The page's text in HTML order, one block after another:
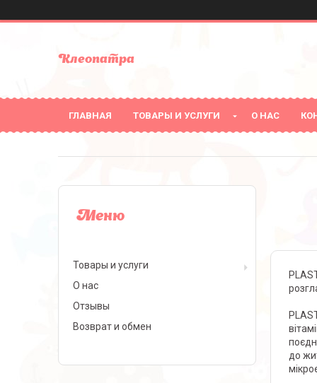
Клеопатра
ГЛАВНАЯ ТОВАРЫ И УСЛУГИ О НАС
до
Товары и услуги
О нас
Отзывы
Возврат и обмен